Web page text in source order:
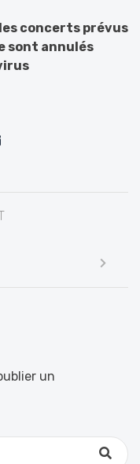
concerts prévus
sont annulés
un